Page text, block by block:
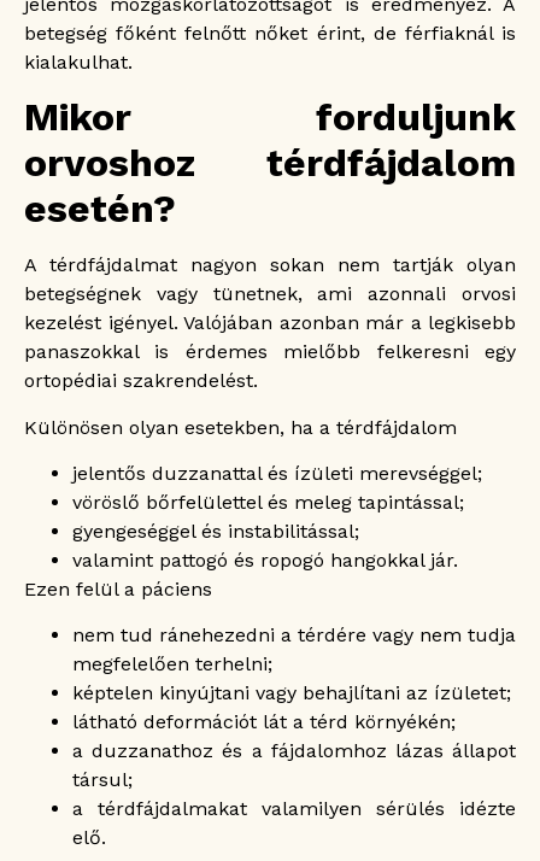
betegség főként felnőtt nőket érint, de férfiaknál is
kialakulhat.
Mikor forduljunk
orvoshoz térdfájdalom
esetén?
A térdfájdalmat nagyon sokan nem tartják olyan
betegségnek vagy tünetnek, ami azonnali orvosi
kezelést igényel. Valójában azonban már a legkisebb
panaszokkal is érdemes mielőbb felkeresni egy
ortopédiai szakrendelést.
Különösen olyan esetekben, ha a térdfájdalom
jelentős duzzanattal és ízületi merevséggel;
vöröslő bőrfelülettel és meleg tapintással;
gyengeséggel és instabilitással;
valamint pattogó és ropogó hangokkal jár.
Ezen felül a páciens
nem tud ránehezedni a térdére vagy nem tudja
megfelelően terhelni;
képtelen kinyújtani vagy behajlítani az ízületet;
látható deformációt lát a térd környékén;
a duzzanathoz és a fájdalomhoz lázas állapot
társul;
a térdfájdalmakat valamilyen sérülés idézte
elő.